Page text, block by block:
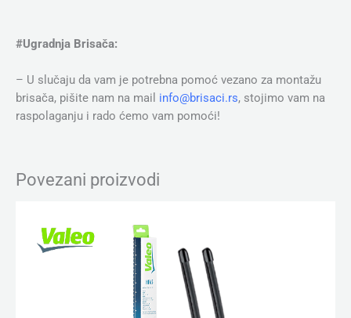
#Ugradnja Brisača:
– U slučaju da vam je potrebna pomoć vezano za montažu
brisača, pišite nam na mail info@brisaci.rs, stojimo vam na
raspolaganju i rado ćemo vam pomoći!
Povezani proizvodi